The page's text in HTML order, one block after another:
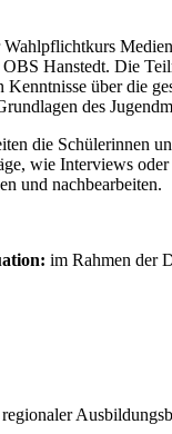
Wahlpflichtkurs
Hanstedt. Die
Kenntnisse über die
des
die Schülerinnen
wie Interviews
und nachbearbeiten.
im Rahmen der